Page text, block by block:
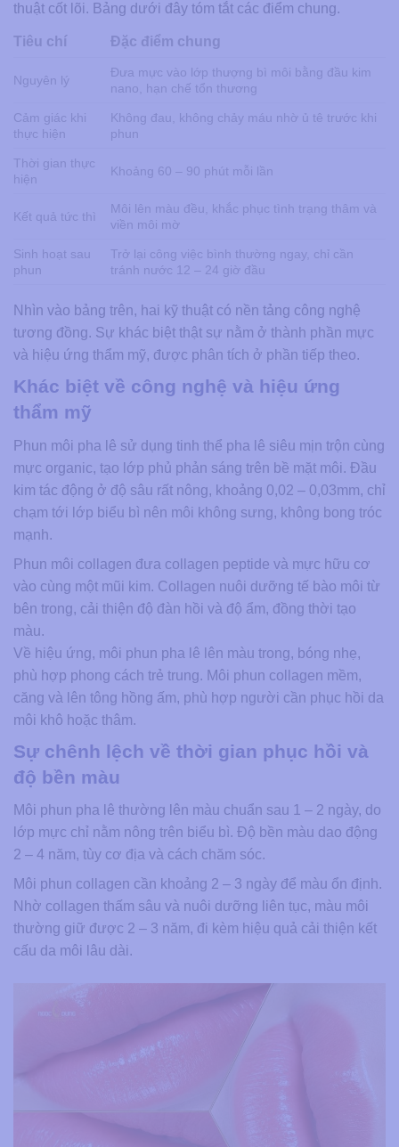
thuật cốt lõi. Bảng dưới đây tóm tắt các điểm chung.
Tiêu chí Đặc điểm chung
Nguyên lý
Đưa mực vào lớp thượng bì môi bằng đầu kim
nano, hạn chế tổn thương
Cảm giác khi
thực hiện
Không đau, không chảy máu nhờ ủ tê trước khi
phun
Thời gian thực
hiện
Khoảng 60 – 90 phút mỗi lần
Kết quả tức thì
Môi lên màu đều, khắc phục tình trạng thâm và
viền môi mờ
Sinh hoạt sau
phun
Trở lại công việc bình thường ngay, chỉ cần
tránh nước 12 – 24 giờ đầu
Nhìn vào bảng trên, hai kỹ thuật có nền tảng công nghệ
tương đồng. Sự khác biệt thật sự nằm ở thành phần mực
và hiệu ứng thẩm mỹ, được phân tích ở phần tiếp theo.
Khác biệt về công nghệ và hiệu ứng
thẩm mỹ
Phun môi pha lê sử dụng tinh thể pha lê siêu mịn trộn cùng
mực organic, tạo lớp phủ phản sáng trên bề mặt môi. Đầu
kim tác động ở độ sâu rất nông, khoảng 0,02 – 0,03mm, chỉ
chạm tới lớp biểu bì nên môi không sưng, không bong tróc
mạnh.
Phun môi collagen đưa collagen peptide và mực hữu cơ
vào cùng một mũi kim. Collagen nuôi dưỡng tế bào môi từ
bên trong, cải thiện độ đàn hồi và độ ẩm, đồng thời tạo
màu.
Về hiệu ứng, môi phun pha lê lên màu trong, bóng nhẹ,
phù hợp phong cách trẻ trung. Môi phun collagen mềm,
căng và lên tông hồng ấm, phù hợp người cần phục hồi da
môi khô hoặc thâm.
Sự chênh lệch về thời gian phục hồi và
độ bền màu
Môi phun pha lê thường lên màu chuẩn sau 1 – 2 ngày, do
lớp mực chỉ nằm nông trên biểu bì. Độ bền màu dao động
2 – 4 năm, tùy cơ địa và cách chăm sóc.
Môi phun collagen cần khoảng 2 – 3 ngày để màu ổn định.
Nhờ collagen thấm sâu và nuôi dưỡng liên tục, màu môi
thường giữ được 2 – 3 năm, đi kèm hiệu quả cải thiện kết
cấu da môi lâu dài.